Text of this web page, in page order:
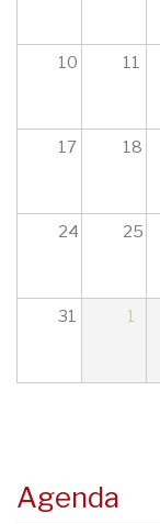
15
18
21
10 11
17 18
24 25
31 1
Agenda